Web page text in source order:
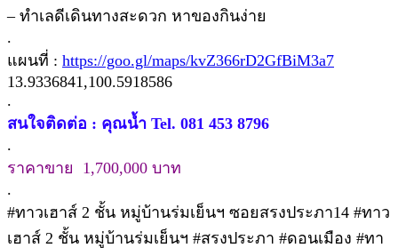
– ทำเลดีเดินทางสะดวก หาของกินง่าย
.
แผนที่ : https://goo.gl/maps/kvZ366rD2GfBiM3a7
13.9336841,100.5918586
.
สนใจติดต่อ : คุณน้ำ Tel. 081 453 8796
.
ราคาขาย 1,700,000 บาท
.
#ทาวเฮาส์ 2 ชั้น หมู่บ้านร่มเย็นฯ ซอยสรงประภา14 #ทาว
เฮาส์ 2 ชั้น หมู่บ้านร่มเย็นฯ #สรงประภา #ดอนเมือง #ทา